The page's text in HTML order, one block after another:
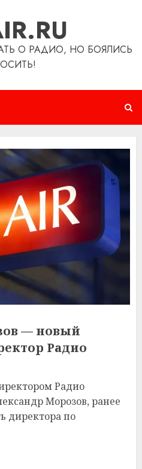
О РАДИО, НО БОЯЛИСЬ
— новый
Радио
Радио
Морозов, ранее
директора по